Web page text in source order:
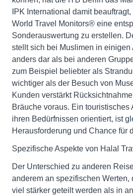
IPK International damit
World Travel Monitors® eine
Sonderauswertung zu erstellen.
stellt sich bei Muslimen in einigen
anders dar als bei anderen
zum Beispiel beliebter als
wichtiger als der Besuch von
Kunden verstärkt
Bräuche voraus. Ein touristisches
ihren Bedürfnissen orientiert, ist
Herausforderung und Chance für
Spezifische Aspekte von Halal
Der Unterschied zu anderen
anderem an spezifischen Werten,
viel stärker geteilt werden als in